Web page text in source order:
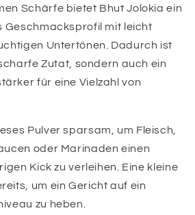
Schärfe bietet Bhut Jolokia ein
Geschmacksprofil mit leicht
Untertönen. Dadurch ist
Zutat, sondern auch ein
für eine Vielzahl von
Pulver sparsam, um Fleisch,
oder Marinaden einen
Kick zu verleihen. Eine kleine
um ein Gericht auf ein
zu heben.